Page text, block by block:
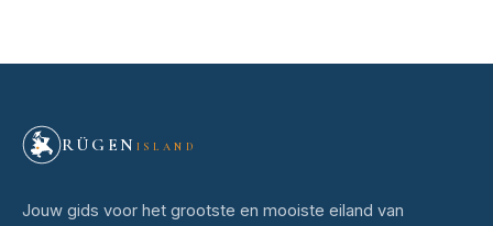
RÜGEN ISLAND
Jouw gids voor het grootste en mooiste eiland van